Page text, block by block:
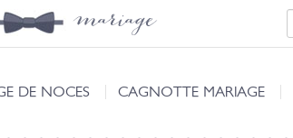
mariage
DE NOCES CAGNOTTE MARIAGE